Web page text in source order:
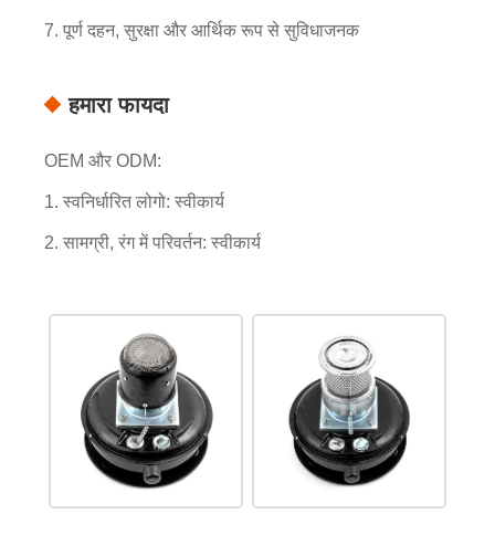
7. पूर्ण दहन, सुरक्षा और आर्थिक रूप से सुविधाजनक
हमारा फायदा
OEM और ODM:
1. स्वनिर्धारित लोगो: स्वीकार्य
2. सामग्री, रंग में परिवर्तन: स्वीकार्य